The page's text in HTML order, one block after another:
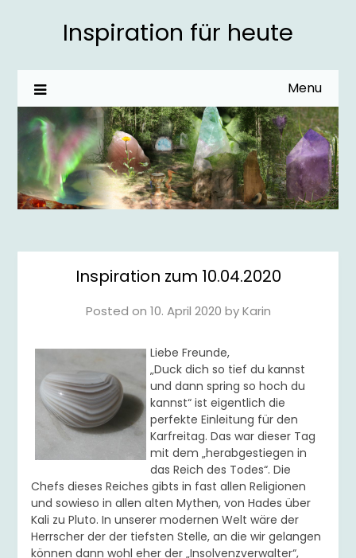
Inspiration für heute
Menu
Inspiration zum 10.04.2020
Posted on 10. April 2020 byKarin
Liebe Freunde,
„Duck dich so tief du kannst
und dann spring so hoch du
kannst“ ist eigentlich die
perfekte Einleitung für den
Karfreitag. Das war dieser Tag
mit dem „herabgestiegen in
das Reich des Todes“. Die
Chefs dieses Reiches gibts in fast allen Religionen
und sowieso in allen alten Mythen, von Hades über
Kali zu Pluto. In unserer modernen Welt wäre der
Herrscher der der tiefsten Stelle, an die wir gelangen
können dann wohl eher der „Insolvenzverwalter“,